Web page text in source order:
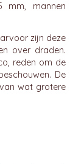
mm, mannen
zijn deze
over draden.
reden om de
De
wat grotere